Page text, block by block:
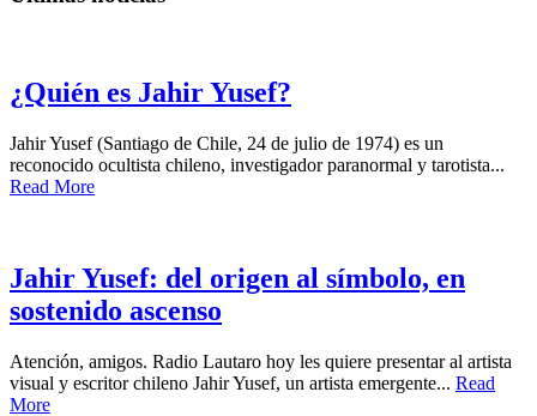
¿Quién es Jahir Yusef?
Jahir Yusef (Santiago de Chile, 24 de julio de 1974) es un
reconocido ocultista chileno, investigador paranormal y tarotista...
Read More
Jahir Yusef: del origen al símbolo, en
sostenido ascenso
Atención, amigos. Radio Lautaro hoy les quiere presentar al artista
visual y escritor chileno Jahir Yusef, un artista emergente... Read
More